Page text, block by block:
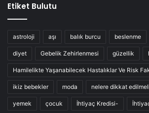
Etiket Bulutu
astroloji aşı balık burcu beslenme
diyet Gebelik Zehirlenmesi güzellik
Hamilelikte Yaşanabilecek Hastalıklar Ve Risk
ikiz bebekler moda nelere dikkat edilmeli
yemek çocuk İhtiyaç Kredisi-